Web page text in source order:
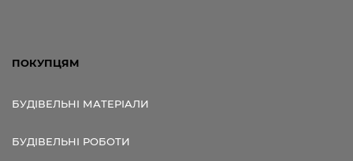
ПОКУПЦЯМ
БУДІВЕЛЬНІ МАТЕРІАЛИ
БУДІВЕЛЬНІ РОБОТИ